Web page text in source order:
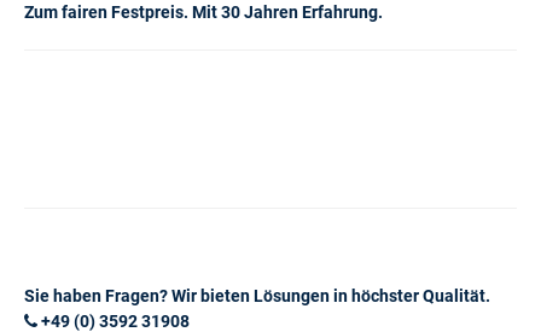
Zum fairen Festpreis. Mit 30 Jahren Erfahrung.
Sie haben Fragen? Wir bieten Lösungen in höchster Qualität.
+49 (0) 3592 31908